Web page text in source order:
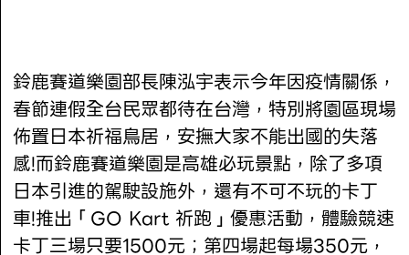
鈴鹿賽道樂園部長陳泓宇表示今年因疫情關係，
春節連假全台民眾都待在台灣，特別將園區現場
佈置日本祈福鳥居，安撫大家不能出國的失落
感!而鈴鹿賽道樂園是高雄必玩景點，除了多項
日本引進的駕駛設施外，還有不可不玩的卡丁
車!推出「GO Kart 祈跑」優惠活動，體驗競速
卡丁三場只要1500元；第四場起每場350元，